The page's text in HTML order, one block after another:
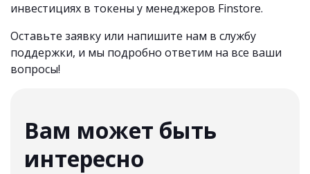
инвестициях в токены у менеджеров Finstore.
Оставьте заявку или напишите нам в службу
поддержки, и мы подробно ответим на все ваши
вопросы!
Вам может быть
интересно